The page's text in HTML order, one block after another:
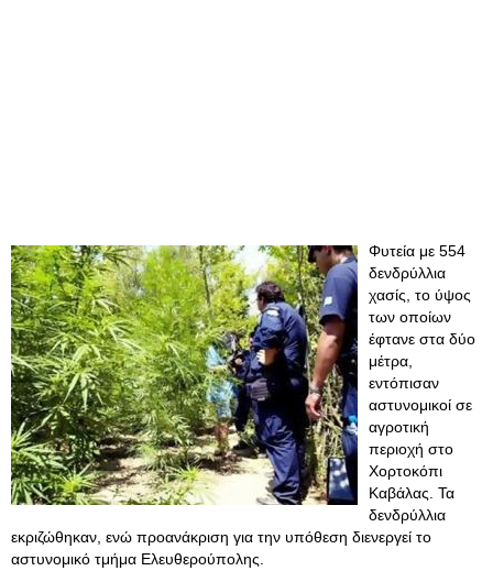
Φυτεία με 554
δενδρύλλια
χασίς, το ύψος
των οποίων
έφτανε στα δύο
μέτρα,
εντόπισαν
αστυνομικοί σε
αγροτική
περιοχή στο
Χορτοκόπι
Καβάλας. Τα
δενδρύλλια
εκριζώθηκαν, ενώ προανάκριση για την υπόθεση διενεργεί το
αστυνομικό τμήμα Ελευθερούπολης.